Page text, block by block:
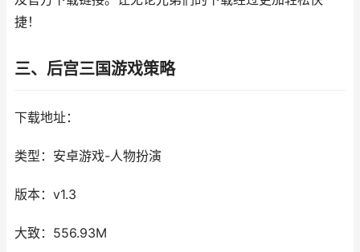
捷！
三、后宫三国游戏策略
下载地址：
类型：安卓游戏-人物扮演
版本：v1.3
大致：556.93M